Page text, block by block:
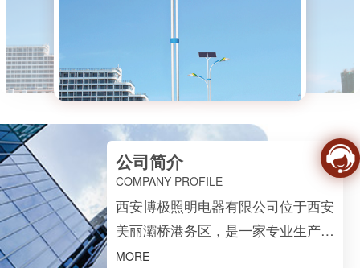
公司简介
COMPANY PROFILE
西安博极照明电器有限公司位于西安
美丽灞桥港务区，是一家专业生产与
销售户外灯具及配件的企业，专注高
MORE